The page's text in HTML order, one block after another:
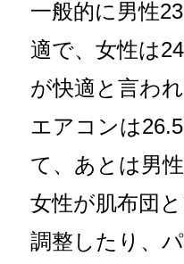
一般的に男性
適で、女性は
が快適と言わ
エアコンは
て、あとは男
女性が肌布団
調整したり、